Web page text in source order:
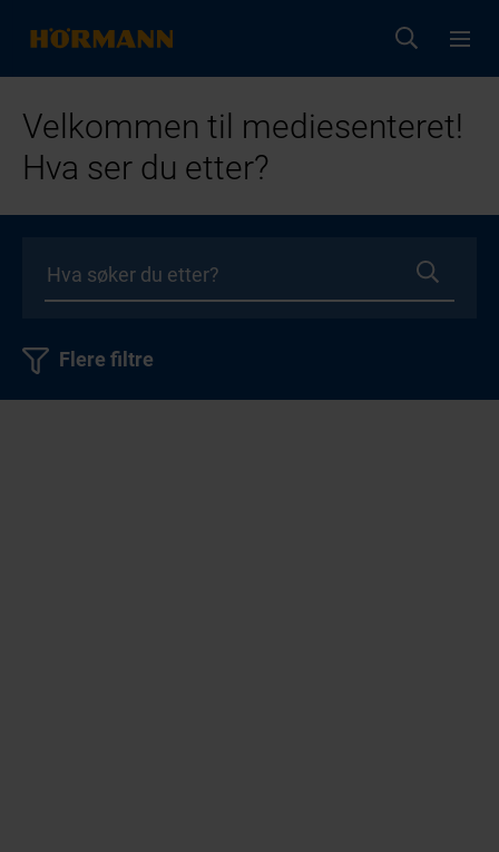
Velkommen til mediesenteret!
Hva ser du etter?
Flere filtre